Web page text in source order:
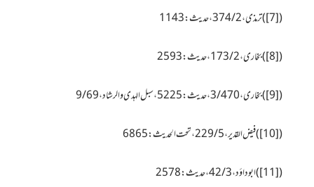
(
[7])ترمذی، 2 / 374، حدیث : 1143
(
[8])بخاری، 2 / 173، حدیث : 2593
(
[9])بخاری،3/470، حدیث:5225، سبل الہدی والرشاد،9/69
(
[10])فیض القدیر، 5 / 229، تحت الحدیث : 6865
(
[11])ابوداؤد،3 /42 ، حدیث :2578